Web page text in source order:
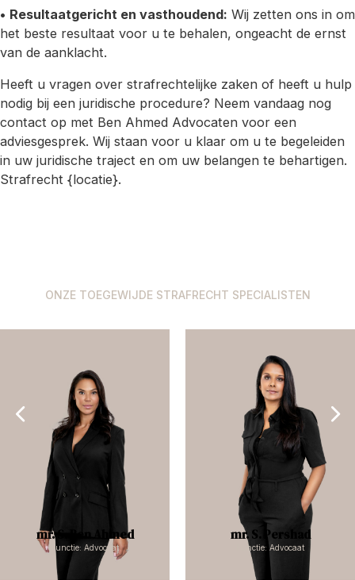
• Resultaatgericht en vasthoudend: Wij zetten ons in om
het beste resultaat voor u te behalen, ongeacht de ernst
van de aanklacht.
Heeft u vragen over strafrechtelijke zaken of heeft u hulp
nodig bij een juridische procedure? Neem vandaag nog
contact op met Ben Ahmed Advocaten voor een
adviesgesprek. Wij staan voor u klaar om u te begeleiden
in uw juridische traject en om uw belangen te behartigen.
Strafrecht {locatie}.
ONZE TOEGEWIJDE STRAFRECHT SPECIALISTEN
mr. S. Ben Ahmed
Functie: Advocaat
mr. S. Pershad
Functie: Advocaat